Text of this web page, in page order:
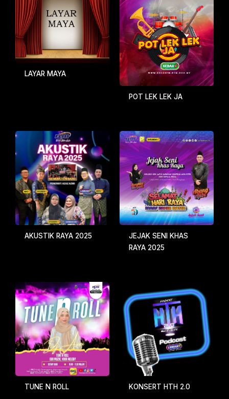
LAYAR MAYA
POT LEK LEK JA
AKUSTIK RAYA 2025
JEJAK SENI KHAS
RAYA 2025
TUNE N ROLL KONSERT HTH 2.0